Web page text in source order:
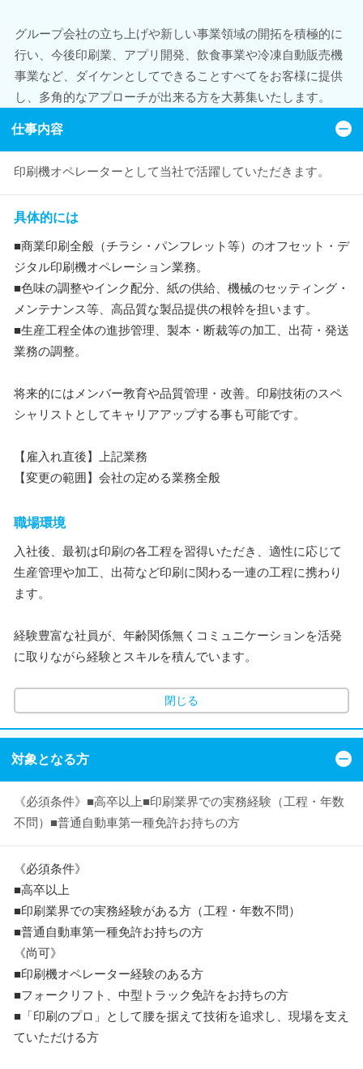
グループ会社の立ち上げや新しい事業領域の開拓を積極的に
行い、今後印刷業、アプリ開発、飲食事業や冷凍自動販売機
事業など、ダイケンとしてできることすべてをお客様に提供
し、多角的なアプローチが出来る方を大募集いたします。
仕事内容
印刷機オペレーターとして当社で活躍していただきます。
具体的には
■商業印刷全般（チラシ・パンフレット等）のオフセット・デ
ジタル印刷機オペレーション業務。
■色味の調整やインク配分、紙の供給、機械のセッティング・
メンテナンス等、高品質な製品提供の根幹を担います。
■生産工程全体の進捗管理、製本・断裁等の加工、出荷・発送
業務の調整。
将来的にはメンバー教育や品質管理・改善。印刷技術のスペ
シャリストとしてキャリアアップする事も可能です。
【雇入れ直後】上記業務
【変更の範囲】会社の定める業務全般
職場環境
入社後、最初は印刷の各工程を習得いただき、適性に応じて
生産管理や加工、出荷など印刷に関わる一連の工程に携わり
ます。
経験豊富な社員が、年齢関係無くコミュニケーションを活発
に取りながら経験とスキルを積んでいます。
閉じる
対象となる方
《必須条件》■高卒以上■印刷業界での実務経験（工程・年数
不問）■普通自動車第一種免許お持ちの方
《必須条件》
■高卒以上
■印刷業界での実務経験がある方（工程・年数不問）
■普通自動車第一種免許お持ちの方
《尚可》
■印刷機オペレーター経験のある方
■フォークリフト、中型トラック免許をお持ちの方
■「印刷のプロ」として腰を据えて技術を追求し、現場を支え
ていただける方